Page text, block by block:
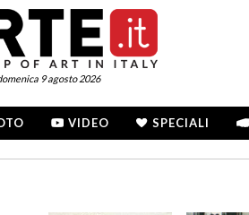
9 agosto 2026
VIDEO SPECIALI